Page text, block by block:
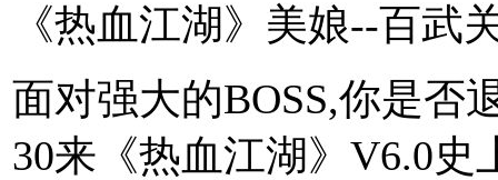
《热血江湖》美娘--百武
面对强大的BOSS,你是否
30来《热血江湖》V6.0史